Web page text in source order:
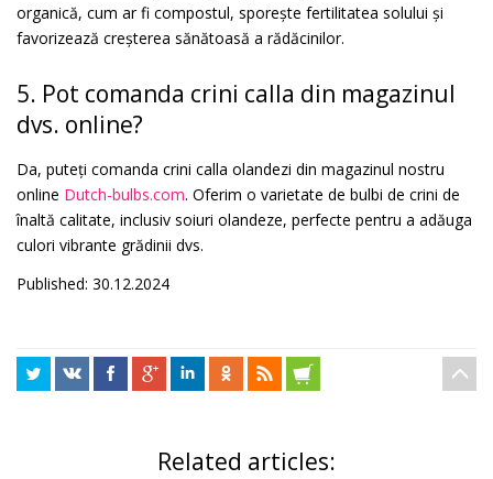
organică, cum ar fi compostul, sporește fertilitatea solului și
favorizează creșterea sănătoasă a rădăcinilor.
5. Pot comanda crini calla din magazinul
dvs. online?
Da, puteți comanda crini calla olandezi din magazinul nostru
online Dutch-bulbs.com. Oferim o varietate de bulbi de crini de
înaltă calitate, inclusiv soiuri olandeze, perfecte pentru a adăuga
culori vibrante grădinii dvs.
Published: 30.12.2024
Related articles: